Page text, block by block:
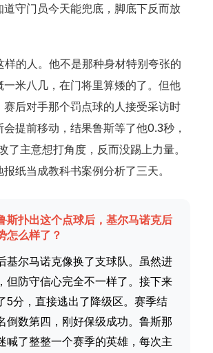
道守门员今天能兜底，脚底下反而放
样的人。他不是那种身材特别夸张的
一米八几，在门将里算矮的了。但他
赛后对手那个罚点球的人接受采访时
提前移动，结果鲁斯等了他0.3秒，
了主意想打角度，反而没踢上力量。
纸当成教科书案例分析了三天。
斯扑出这个点球后，基尔马诺克后
怎么样了？
基尔马诺克像换了支球队。虽然进
但防守信心完全不一样了。接下来
5分，直接逃出了降级区。赛季结
倒数第四，刚好保级成功。鲁斯那
喊了整整一个赛季的英雄，每次主